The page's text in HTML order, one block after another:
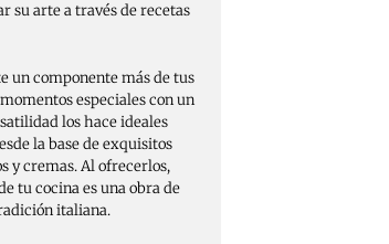
su arte a través de recetas
un componente más de tus
especiales con un
los hace ideales
la base de exquisitos
y cremas. Al ofrecerlos,
tu cocina es una obra de
italiana.